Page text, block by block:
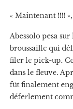
« Maintenant !!!!
Abessolo pesa
broussaille qui
filer le pick-up.
dans le fleuve.
fût finalement
déferlement